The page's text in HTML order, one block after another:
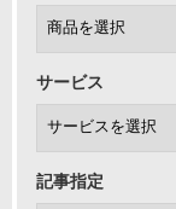
サービス
記事指定